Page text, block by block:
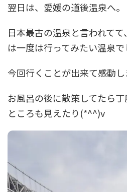
翌日は、愛媛の道後温泉へ。
日本最古の温泉と言われて
は一度は行ってみたい温泉で
今回行くことが出来て感動
お風呂の後に散策してたら
ところも見えたり(*^^)v